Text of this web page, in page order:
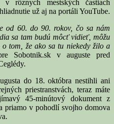
v rôznych mestských častiach
už aj na portáli YouTube.
od 60. do 90. rokov, čo sa nám
sa tam budú môcť vidieť, môžu
tom, že ako sa tu niekedy žilo a
Sobotnik.sk v auguste pred
do 18. októbra nestihli ani
priestranstvách, teraz máte
45-minútový dokument z
priamo v pohodlí svojho domova